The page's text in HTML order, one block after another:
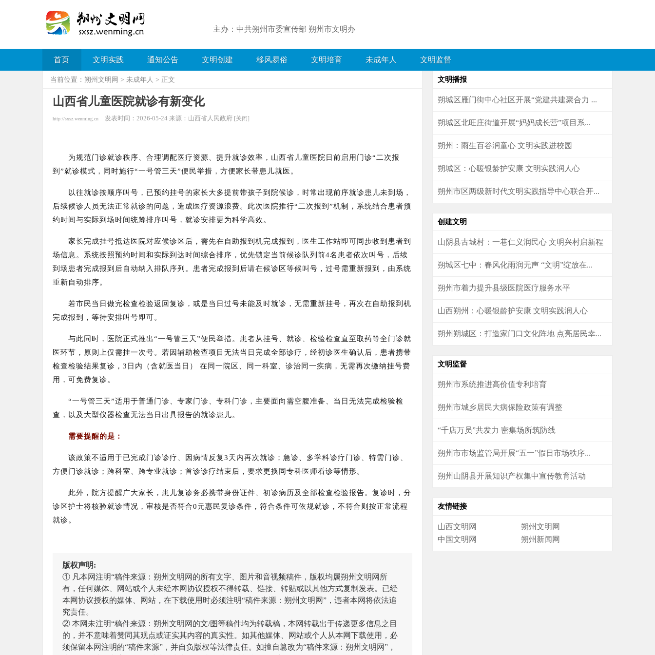
主办：中共朔州市委宣传部 朔州市文明办
首页 文明实践 通知公告 文明创建 移风易俗 文明培育 未成年人 文明监督
当前位置： 朔州文明网 > 未成年人 > 正文
山西省儿童医院就诊有新变化
http://sxsz.wenming.cn 发表时间：2026-05-24 来源：山西省人民政府 [关闭]
为规范门诊就诊秩序、合理调配医疗资源、提升就诊效率，山西省儿童医院日前启用门诊“二次报
到”就诊模式 ，同时施行“一号管三天”便民举措 ，方便家长带患儿就医。
以往就诊按顺序叫号，已预约挂号的家长大多提前带孩子到院候诊，时常出现前序就诊患儿未到场，
后续候诊人员无法正常就诊的问题，造成医疗资源浪费。 此次医院推行“二次报到”机制，系统结合患者预
约时间与实际到场时间统筹排序叫号，就诊安排更为科学高效。
家长完成挂号抵达医院对应候诊区后， 需先在自助报到机完成报到，
医生工作站即可同步收到患者到
场信息。系统按照预约时间和实际到达时间综合排序，优先锁定当前候诊队列前4名患者依次叫号，后续
到场患者完成报到后自动纳入排队序列。患者完成报到后请在候诊区等候叫号， 过号需重新报到， 由系统
重新自动排序。
若市民当日做完检查检验返回复诊，或是当日过号未能及时就诊，无需重新挂号，再次在自助报到机
完成报到，等待安排叫号即可。
与此同时， 医院正式推出“一号管三天”便民举措。 患者从挂号、就诊、检验检查直至取药等全门诊就
医环节，原则上仅需挂一次号。若因辅助检查项目无法当日完成全部诊疗，经初诊医生确认后，患者携带
检查检验结果复诊， 3日内（含就医当日） 在同一院区、同一科室、诊治同一疾病，无需再次缴纳挂号费
用，可免费复诊。
“一号管三天”适用于普通门诊、专家门诊、专科门诊，主要面向需空腹准备、当日无法完成检验检
查，以及大型仪器检查无法当日出具报告的就诊患儿。
需要提醒的是：
该政策不适用于已完成门诊诊疗、因病情反复3天内再次就诊；急诊、多学科诊疗门诊、特需门诊、
方便门诊就诊；跨科室、跨专业就诊；首诊诊疗结束后，要求更换同专科医师看诊等情形。
此外，院方提醒广大家长， 患儿复诊务必携带身份证件、初诊病历及全部检查检验报告。 复诊时，分
诊区护士将核验就诊情况，审核是否符合0元惠民复诊条件，符合条件可依规就诊，不符合则按正常流程
就诊。
版权声明:
① 凡本网注明“稿件来源：朔州文明网的所有文字、图片和音视频稿件，版权均属朔州文明网所
有，任何媒体、网站或个人未经本网协议授权不得转载、链接、转贴或以其他方式复制发表。已经
本网协议授权的媒体、网站，在下载使用时必须注明“稿件来源：朔州文明网”，违者本网将依法追
究责任。
② 本网未注明“稿件来源：朔州文明网的文/图等稿件均为转载稿，本网转载出于传递更多信息之目
的，并不意味着赞同其观点或证实其内容的真实性。如其他媒体、网站或个人从本网下载使用，必
须保留本网注明的“稿件来源”，并自负版权等法律责任。如擅自篡改为“稿件来源：朔州文明网”，
文明播报
朔城区雁门街中心社区开展“党建共建聚合力 ...
朔城区北旺庄街道开展“妈妈成长营”项目系...
朔州：雨生百谷润童心 文明实践进校园
朔城区：心暖银龄护安康 文明实践润人心
朔州市区两级新时代文明实践指导中心联合开...
创建文明
山阴县古城村：一巷仁义润民心 文明兴村启新程
朔城区七中：春风化雨润无声 “文明”绽放在...
朔州市着力提升县级医院医疗服务水平
山西朔州：心暖银龄护安康 文明实践润人心
朔州朔城区：打造家门口文化阵地 点亮居民幸...
文明监督
朔州市系统推进高价值专利培育
朔州市城乡居民大病保险政策有调整
“千店万员”共发力 密集场所筑防线
朔州市市场监管局开展“五一”假日市场秩序...
朔州山阴县开展知识产权集中宣传教育活动
友情链接
山西文明网
朔州文明网
中国文明网
朔州新闻网